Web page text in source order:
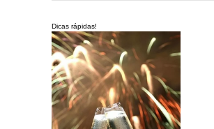
Dicas rápidas!